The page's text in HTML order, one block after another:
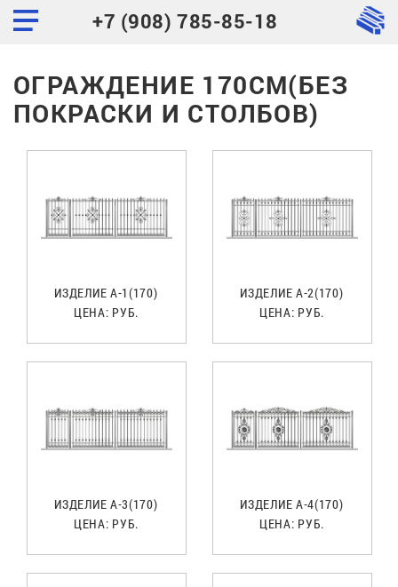
+7 (908) 785-85-18
ОГРАЖДЕНИЕ 170СМ(БЕЗ
ПОКРАСКИ И СТОЛБОВ)
ИЗДЕЛИЕ А-1(170)
ЦЕНА: РУБ.
ИЗДЕЛИЕ А-2(170)
ЦЕНА: РУБ.
ИЗДЕЛИЕ А-3(170)
ЦЕНА: РУБ.
ИЗДЕЛИЕ А-4(170)
ЦЕНА: РУБ.